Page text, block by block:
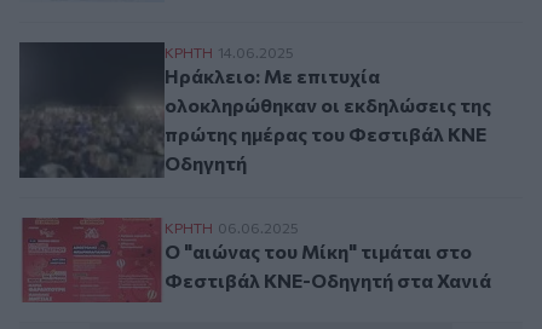
Ηράκλειο: Με επιτυχία ολοκληρώθηκαν
ΚΡΗΤΗ 14.06.2025
Ηράκλειο: Με επιτυχία
ολοκληρώθηκαν οι εκδηλώσεις της
πρώτης ημέρας του Φεστιβάλ ΚΝΕ
Οδηγητή
Ο "αιώνας του Μίκη" τιμάται στο
ΚΡΗΤΗ 06.06.2025
Ο "αιώνας του Μίκη" τιμάται στο
Φεστιβάλ ΚΝΕ-Οδηγητή στα Χανιά